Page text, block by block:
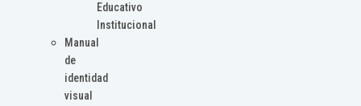
Educativo
Institucional
Manual
de
identidad
visual